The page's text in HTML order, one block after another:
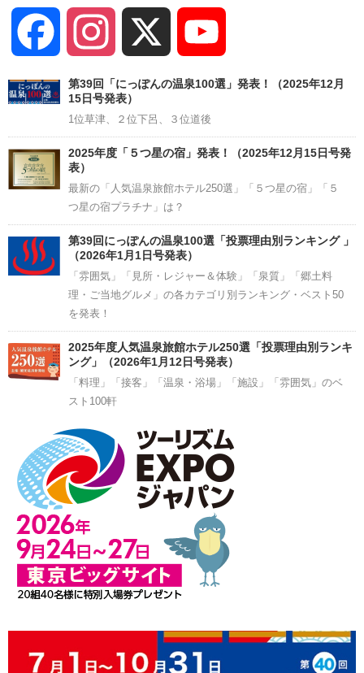
Facebook Instagram
Channel
第39回「にっぽんの温泉100選」発表！（2025年12月
15日号発表）
1位草津、２位下呂、３位道後
2025年度「５つ星の宿」発表！（2025年12月15日号発
表）
最新の「人気温泉旅館ホテル250選」「５つ星の宿」「５
つ星の宿プラチナ」は？
第39回にっぽんの温泉100選「投票理由別ランキング 」
（2026年1月1日号発表）
「雰囲気」「見所・レジャー＆体験」「泉質」「郷土料
理・ご当地グルメ」の各カテゴリ別ランキング・ベスト50
を発表！
2025年度人気温泉旅館ホテル250選「投票理由別ランキ
ング」（2026年1月12日号発表）
「料理」「接客」「温泉・浴場」「施設」「雰囲気」のベ
スト100軒